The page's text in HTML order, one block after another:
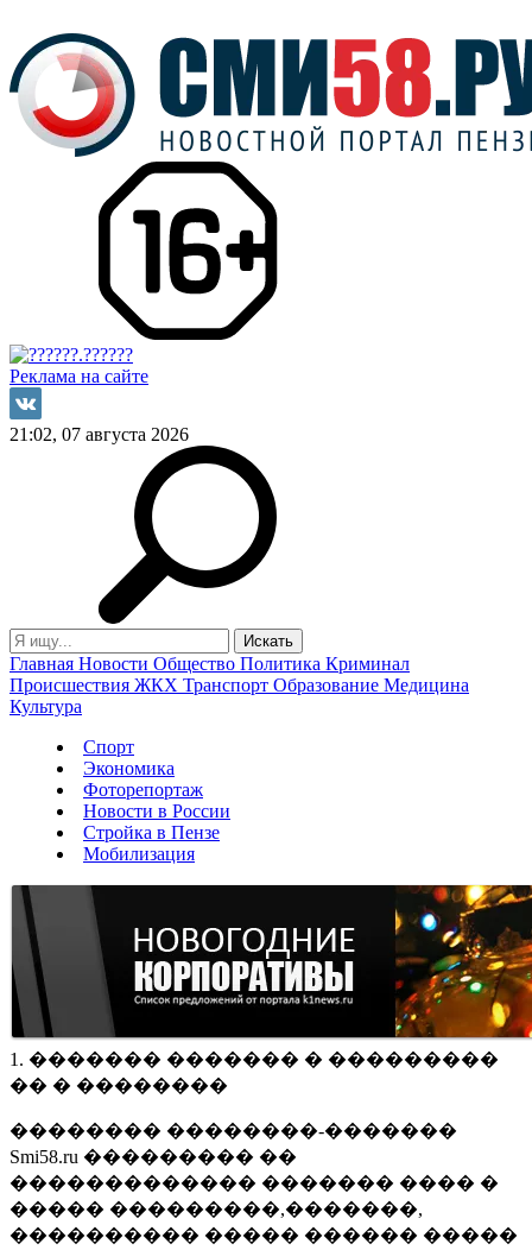
Реклама на сайте
21:02, 07 августа 2026
Главная Новости Общество Политика Криминал
Происшествия ЖКХ Транспорт Образование Медицина
Культура
Спорт
Экономика
Фоторепортаж
Новости в России
Стройка в Пензе
Мобилизация
1. ������� ������� � ���������
�� � ��������
�������� ��������-�������
Smi58.ru ��������� ��
������������� ������� ���� �
����� ���������,�������,
���������� ����� ������ �����